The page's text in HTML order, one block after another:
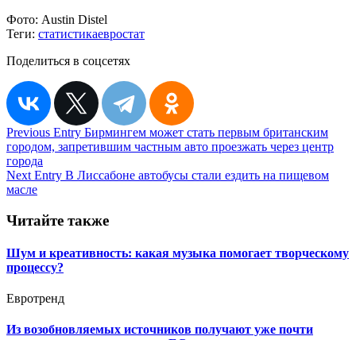
Фото: Austin Distel
Теги: статистикаевростат
Поделиться в соцсетях
Навигация
по
записям
Previous Entry Бирмингем может стать первым британским
городом, запретившим частным авто проезжать через центр
города
Next Entry В Лиссабоне автобусы стали ездить на пищевом
масле
Читайте также
Шум и креативность: какая музыка помогает творческому
процессу?
Евротренд
Из возобновляемых источников получают уже почти